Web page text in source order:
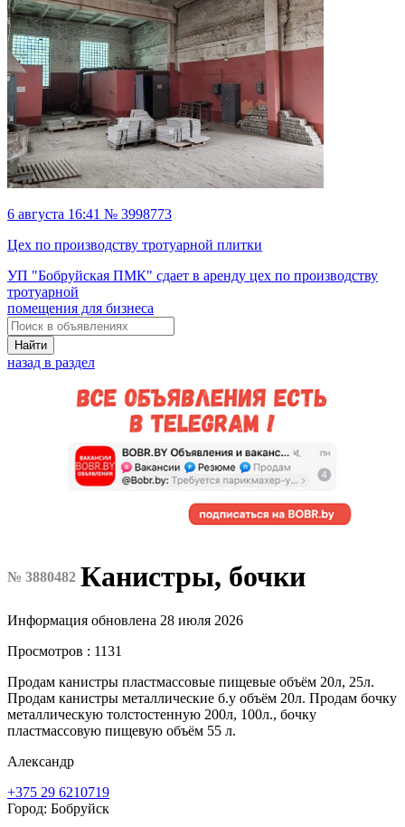
6 августа 16:41 № 3998773
Цех по производству тротуарной плитки
УП "Бобруйская ПМК" сдает в аренду цех по производству
тротуарной
помещения для бизнеса
Найти
назад в раздел
№ 3880482 Канистры, бочки
Информация обновлена 28 июля 2026
Просмотров : 1131
Продам канистры пластмассовые пищевые объём 20л, 25л.
Продам канистры металлические б.у объём 20л. Продам бочку
металлическую толстостенную 200л, 100л., бочку
пластмассовую пищевую объём 55 л.
Александр
+375 29 6210719
Город: Бобруйск